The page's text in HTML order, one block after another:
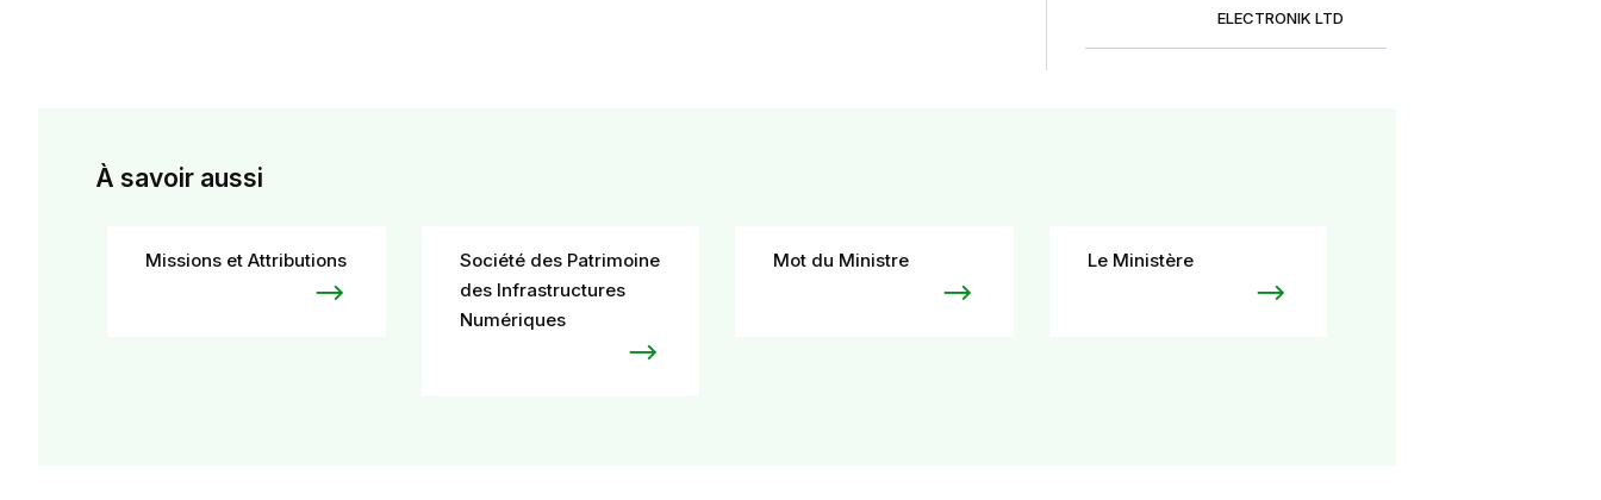
ELECTRONIK LTD
À savoir aussi
Missions et Attributions
Société des Patrimoine
des Infrastructures
Numériques
Mot du Ministre Le Ministère